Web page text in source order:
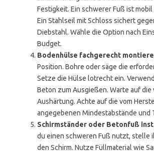
Festigkeit. Ein schwerer Fuß ist
Ein Stahlseil mit Schloss sichert
Diebstahl. Wähle die Option nach
Budget.
Bodenhülse fachgerecht
Position. Bohre oder säge die
Setze die Hülse lotrecht ein.
Beton zum Ausgießen. Warte auf
Aushärtung. Achte auf die vom
angegebenen Mindestabstände und
Schirmständer oder Betonfuß
du einen schweren Fuß nutzt, stelle
den Schirm. Nutze Füllmaterial wie